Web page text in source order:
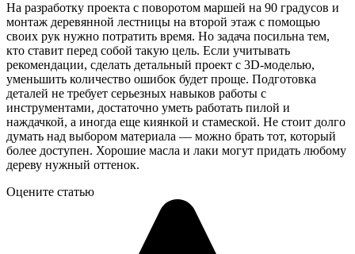
На разработку проекта с поворотом маршей на 90 градусов и
монтаж деревянной лестницы на второй этаж с помощью
своих рук нужно потратить время. Но задача посильна тем,
кто ставит перед собой такую цель. Если учитывать
рекомендации, сделать детальный проект с 3D-моделью,
уменьшить количество ошибок будет проще. Подготовка
деталей не требует серьезных навыков работы с
инструментами, достаточно уметь работать пилой и
наждачкой, а иногда еще киянкой и стамеской. Не стоит долго
думать над выбором материала — можно брать тот, который
более доступен. Хорошие масла и лаки могут придать любому
дереву нужный оттенок.
Оцените статью